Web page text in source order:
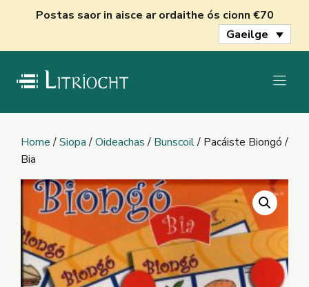
Postas saor in aisce ar ordaithe ós cionn €70
Gaeilge
Home/Siopa/Oideachas/ Bunscoil/ Pacáiste Biongó /
Bia